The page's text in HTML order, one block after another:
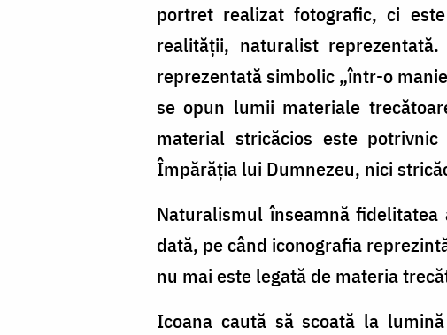
portret realizat fotografic, ci
realității, naturalist
reprezentată simbolic „într-o
se opun lumii materiale
material stricăcios este
Împărăția lui Dumnezeu, nici
Naturalismul înseamnă
dată, pe când iconografia
nu mai este legată de materia
Icoana caută să scoată la